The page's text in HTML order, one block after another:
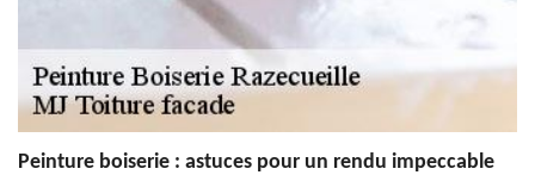
Peinture boiserie : astuces pour un rendu impeccable